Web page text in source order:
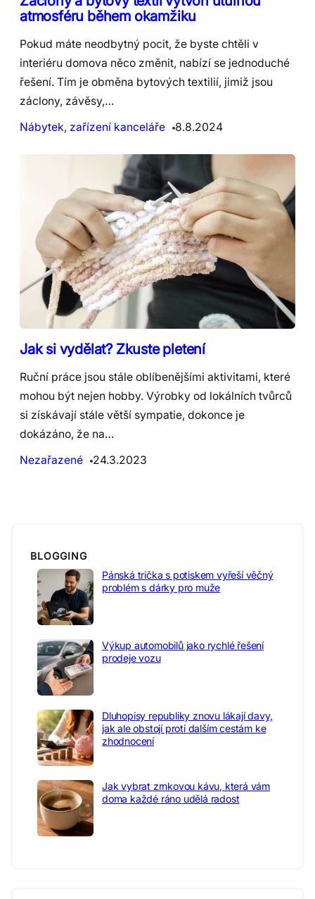
atmosféru během okamžiku
Pokud máte neodbytný pocit, že byste chtěli v
interiéru domova něco změnit, nabízí se jednoduché
řešení. Tím je obměna bytových textilií, jimiž jsou
záclony, závěsy,…
Nábytek, zařízení kanceláře
8.8.2024
Jak si vydělat? Zkuste pletení
Ruční práce jsou stále oblíbenějšími aktivitami, které
mohou být nejen hobby. Výrobky od lokálních tvůrců
si získávají stále větší sympatie, dokonce je
dokázáno, že na…
Nezařazené
24.3.2023
BLOGGING
Pánská trička s potiskem vyřeší věčný
problém s dárky pro muže
Výkup automobilů jako rychlé řešení
prodeje vozu
Dluhopisy republiky znovu lákají davy,
jak ale obstojí proti dalším cestám ke
zhodnocení
Jak vybrat zrnkovou kávu, která vám
doma každé ráno udělá radost